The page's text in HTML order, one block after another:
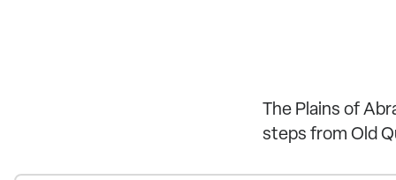
The Plains of
steps from Old